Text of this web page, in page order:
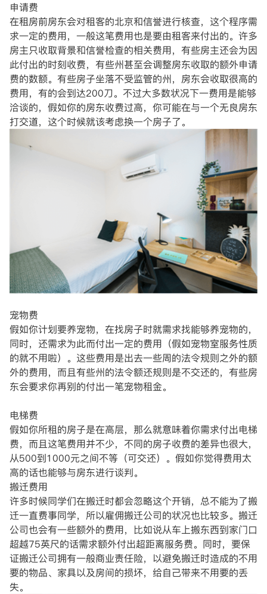
申请费
在租房前房东会对租客的北京和信誉进行核查，这个程序需
求一定的费用，一般这笔费用也是要由租客来付出的。许多
房主只收取背景和信誉检查的相关费用，有些房主还会为因
此付出的时刻收费，有些州甚至会调整房东收取的额外申请
费的数额。有些房子坐落不受监管的州，房东会收取很高的
费用，有的会到达200刀。不过大多数状况下一费用是能够
洽谈的，假如你的房东收费过高，你可能在与一个无良房东
打交道，这个时候就该考虑换一个房子了。
宠物费
假如你计划要养宠物，在找房子时就需求找能够养宠物的，
同时，还需求为此而付出一定的费用（假如宠物室服务性质
的就不用啦）。这些费用是出去一些周的法令规则之外的额
外的费用，而且有些州的法令额还规则是不交还的，有些房
东会要求你再别的付出一笔宠物租金。
电梯费
假如你所租的房子是在高层，那么就意味着你需求付出电梯
费，而且这笔费用并不少，不同的房子收费的差异也很大，
从500到1000元之间不等（可交还）。假如你觉得费用太
高的话也能够与房东进行谈判。
搬迁费用
许多时候同学们在搬迁时都会忽略这个开销，总不能为了搬
迁一直费事同学，所以雇佣搬迁公司的状况也比较多。搬迁
公司也会有一些额外的费用，比如说从车上搬东西到家门口
超越75英尺的话需求额外付出超距离服务费。同时，要保
证搬迁公司拥有一般商业责任险，以避免搬迁时造成的不用
要的物品、家具以及房间的损坏，给自己带来不用要的丢
失。